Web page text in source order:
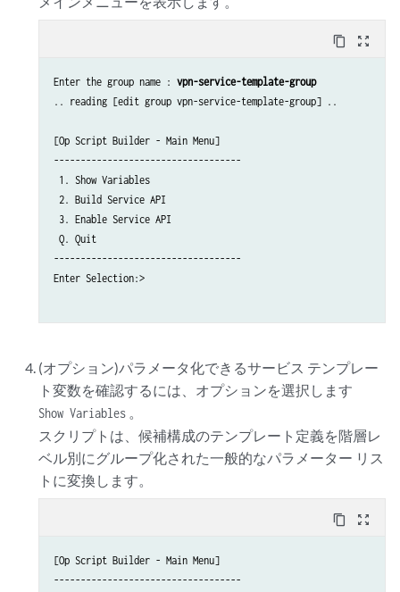
content_copy zoom_out_map
Enter the group name : vpn-service-template-group
.. reading [edit group vpn-service-template-group] ..
[Op Script Builder - Main Menu]
-----------------------------------
1. Show Variables
2. Build Service API
3. Enable Service API
Q. Quit
-----------------------------------
Enter Selection:>
(オプション)パラメータ化できるサービス テンプレー
ト変数を確認するには、オプションを選択します
Show Variables 。
スクリプトは、候補構成のテンプレート定義を階層レ
ベル別にグループ化された一般的なパラメーター リス
トに変換します。
content_copy zoom_out_map
[Op Script Builder - Main Menu]
-----------------------------------